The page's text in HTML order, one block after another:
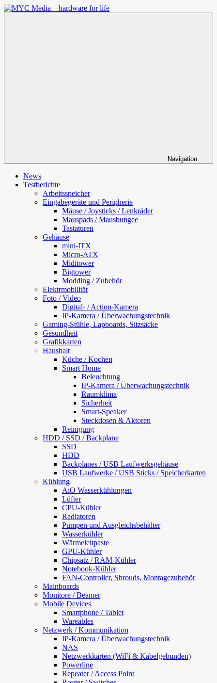
Zum
Inhalt
Navigation
News
Testberichte
Arbeitsspeicher
Eingabegeräte und Peripherie
Mäuse / Joysticks / Lenkräder
Mauspads / Mausbungee
Tastaturen
Gehäuse
mini-ITX
Micro-ATX
Miditower
Bigtower
Modding / Zubehör
Elektrmobilität
Foto / Video
Digital- / Action-Kamera
IP-Kamera / Überwachungstechnik
Gaming-Stühle, Lapboards, Sitzsäcke
Gesundheit
Grafikkarten
Haushalt
Küche / Kochen
Smart Home
Beleuchtung
IP-Kamera / Überwachungstechnik
Raumklima
Sicherheit
Smart-Speaker
Steckdosen & Aktoren
Reinigung
HDD / SSD / Backplane
SSD
HDD
Backplanes / USB Laufwerksgehäuse
USB Laufwerke / USB Sticks / Speicherkarten
Kühlung
AiO Wasserkühlungen
Lüfter
CPU-Kühler
Radiatoren
Pumpen und Ausgleichsbehälter
Wasserkühler
Wärmeleitpaste
GPU-Kühler
Chipsatz / RAM-Kühler
Notebook-Kühler
FAN-Controller, Shrouds, Montagezubehör
Mainboards
Monitore / Beamer
Mobile Devices
Smartphone / Tablet
Wareables
Netzwerk / Kommunikation
IP-Kamera / Überwachungstechnik
NAS
Netzwerkkarten (WiFi & Kabelgebunden)
Powerline
Repeater / Access Point